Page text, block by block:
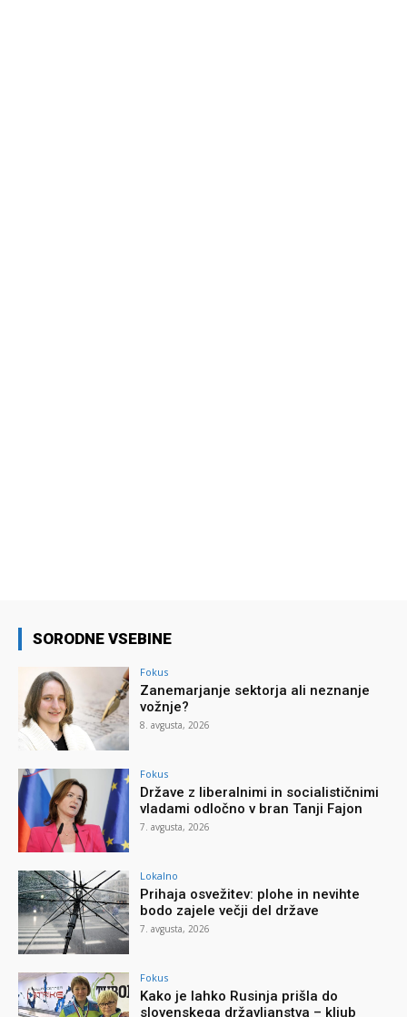
SORODNE VSEBINE
Fokus
Zanemarjanje sektorja ali neznanje
vožnje?
8. avgusta, 2026
Fokus
Države z liberalnimi in socialističnimi
vladami odločno v bran Tanji Fajon
7. avgusta, 2026
Lokalno
Prihaja osvežitev: plohe in nevihte
bodo zajele večji del države
7. avgusta, 2026
Fokus
Kako je lahko Rusinja prišla do
slovenskega državljanstva – kljub